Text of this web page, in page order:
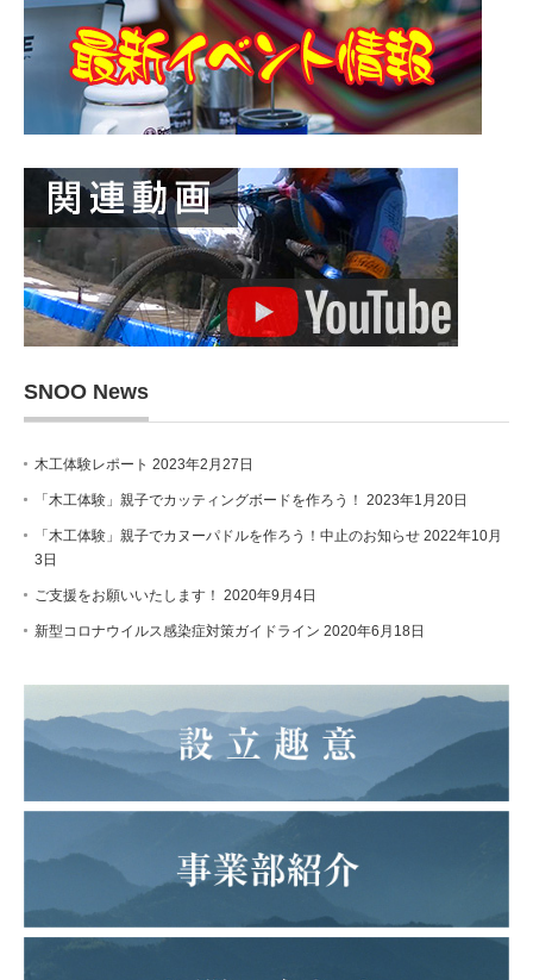
SNOO News
木工体験レポート 2023年2月27日
「木工体験」親子でカッティングボードを作ろう！ 2023年1月20日
「木工体験」親子でカヌーパドルを作ろう！中止のお知らせ 2022年10月
3日
ご支援をお願いいたします！ 2020年9月4日
新型コロナウイルス感染症対策ガイドライン 2020年6月18日